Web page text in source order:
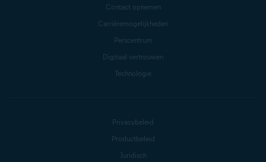
Contact opnemen
Carrièremogelijkheden
Perscentrum
Digitaal vertrouwen
Technologie
Privacybeleid
Productbeleid
Juridisch